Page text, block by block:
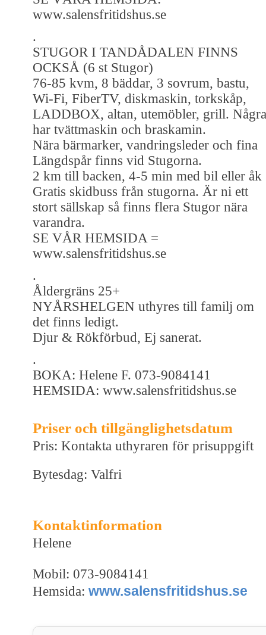
www.salensfritidshus.se
.
STUGOR I TANDÅDALEN FINNS
OCKSÅ (6 st Stugor)
76-85 kvm, 8 bäddar, 3 sovrum, bastu,
Wi-Fi, FiberTV, diskmaskin, torkskåp,
LADDBOX, altan, utemöbler, grill. Några
har tvättmaskin och braskamin.
Nära bärmarker, vandringsleder och fina
Längdspår finns vid Stugorna.
2 km till backen, 4-5 min med bil eller åk
Gratis skidbuss från stugorna. Är ni ett
stort sällskap så finns flera Stugor nära
varandra.
SE VÅR HEMSIDA =
www.salensfritidshus.se
.
Åldergräns 25+
NYÅRSHELGEN uthyres till familj om
det finns ledigt.
Djur & Rökförbud, Ej sanerat.
.
BOKA: Helene F. 073-9084141
HEMSIDA: www.salensfritidshus.se
Priser och tillgänglighetsdatum
Pris: Kontakta uthyraren för prisuppgift
Bytesdag: Valfri
Kontaktinformation
Helene
Mobil: 073-9084141
Hemsida: www.salensfritidshus.se